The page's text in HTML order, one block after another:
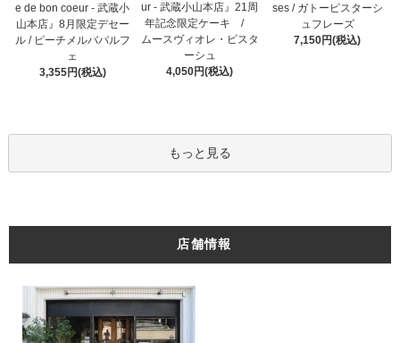
e de bon coeur - 武蔵小
山本店』8月限定デセー
ル / ピーチメルバパルフ
ェ
3,355円(税込)
ur - 武蔵小山本店』21周
年記念限定ケーキ /
ムースヴィオレ・ピスタ
ーシュ
4,050円(税込)
ses / ガトーピスターシ
ュフレーズ
7,150円(税込)
もっと見る
店舗情報